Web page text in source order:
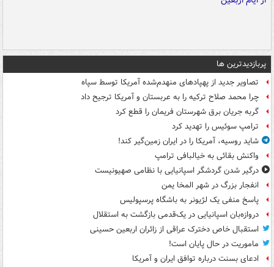
پربازدیدترین ها
تصاویر جدید از پهپادهای منهدم‌شده آمریکا توسط سپاه
چرا محمد صلاح ترکیه را به عربستان و آمریکا ترجیح داد
گربه جریان برق شهرستان فریمان را قطع کرد
ترامپ سوئیس را تهدید کرد
شاید روسیه، آمریکا را در ایران زمین‌گیر کند!
واکنش بقائی به خیالبافی ترامپ
درگیر شدن گردشگر اسپانیایی با نظامی صهیونیست
انفجار بزرگ در شهر المخا یمن
پاسخ منفی یک لژیونر به باشگاه پرسپولیس
دروازه‌بان اسپانیایی در یک‌قدمی بازگشت به استقلال
استقبال خاص دخترک عراقی از زائران اربعین حسینی
ماموریت در حال پایان است!
ادعای بسنت درباره توافق ایران و آمریکا